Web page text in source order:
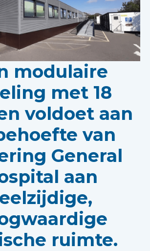
modulaire
met 18
voldoet aan
van
General
aan
ruimte.